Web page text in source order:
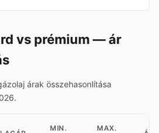
vs prémium — ár
árak összehasonlítása
MIN.
MAX.